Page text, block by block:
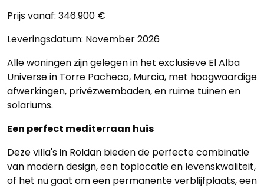
Prijs vanaf: 346.900 €
Leveringsdatum: November 2026
Alle woningen zijn gelegen in het exclusieve El Alba
Universe in Torre Pacheco, Murcia, met hoogwaardige
afwerkingen, privézwembaden, en ruime tuinen en
solariums.
Een perfect mediterraan huis
Deze villa's in Roldan bieden de perfecte combinatie
van modern design, een toplocatie en levenskwaliteit,
of het nu gaat om een permanente verblijfplaats, een